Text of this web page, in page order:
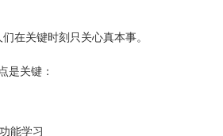
们在关键时刻只关心真本事。
是关键 ：
能学习